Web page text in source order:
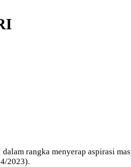
rangka menyerap aspirasi
2023).